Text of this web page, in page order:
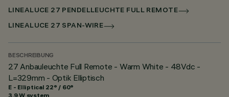
LINEALUCE 27 PENDELLEUCHTE FULL REMOTE
LINEALUCE 27 SPAN-WIRE
BESCHREIBUNG
27 Anbauleuchte Full Remote - Warm White - 48Vdc -
L=329mm - Optik Elliptisch
E - Elliptical 22° / 60°
3.9 W system